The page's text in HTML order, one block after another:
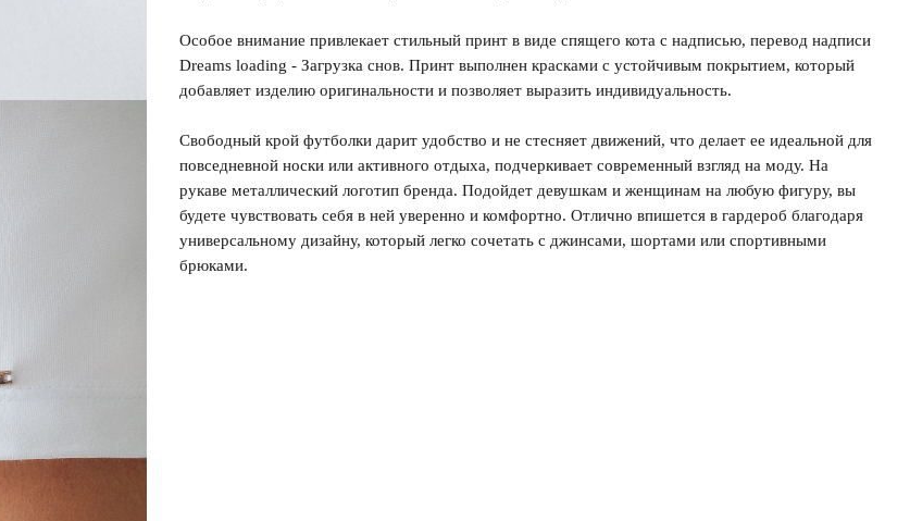
Запомнить меня на этом компьютере
Особое внимание привлекает стильный принт в виде спящего кота с надписью, перевод надписи
Dreams loading - Загрузка снов. Принт выполнен красками с устойчивым покрытием, который
добавляет изделию оригинальности и позволяет выразить индивидуальность.
Свободный крой футболки дарит удобство и не стесняет движений, что делает ее идеальной для
повседневной носки или активного отдыха, подчеркивает современный взгляд на моду. На
рукаве металлический логотип бренда. Подойдет девушкам и женщинам на любую фигуру, вы
будете чувствовать себя в ней уверенно и комфортно. Отлично впишется в гардероб благодаря
универсальному дизайну, который легко сочетать с джинсами, шортами или спортивными
брюками.